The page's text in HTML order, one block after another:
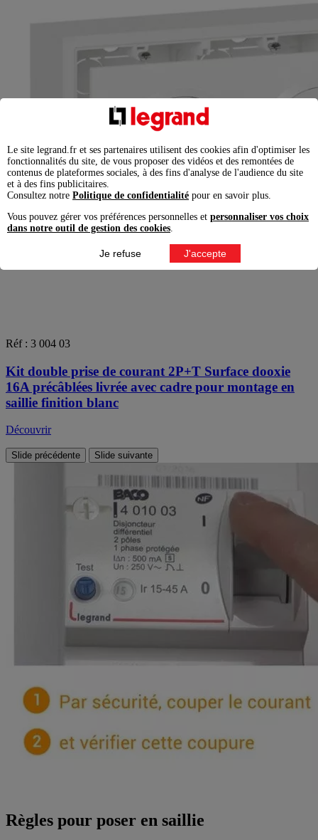
Réf : 3 004 03
Kit double prise de courant 2P+T Surface dooxie
16A précâblées livrée avec cadre pour montage en
saillie finition blanc
Découvrir
Slide précédente Slide suivante
Règles pour poser en saillie
Le site legrand.fr et ses partenaires utilisent des cookies afin d'optimiser les
fonctionnalités du site, de vous proposer des vidéos et des remontées de
contenus de plateformes sociales, à des fins d'analyse de l'audience du site
et à des fins publicitaires.
Consultez notre Politique de confidentialité pour en savoir plus.
Vous pouvez gérer vos préférences personnelles et personnaliser vos choix
dans notre outil de gestion des cookies
Je refuse J'accepte